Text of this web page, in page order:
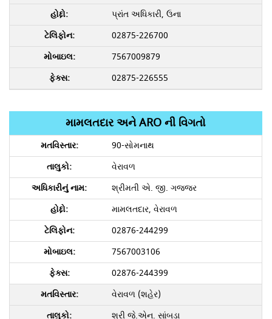
પ્રાંત અધિકારી, ઉના
02875-226700
7567009879
02875-226555
મામલતદાર અને ARO ની વિગતો
90-સોમનાથ
વેરાવળ
શ્રીમતી એ. જી. ગજ્જર
મામલતદાર, વેરાવળ
02876-244299
7567003106
02876-244399
વેરાવળ (શહેર)
શ્રી જે.એન. સાંબડા